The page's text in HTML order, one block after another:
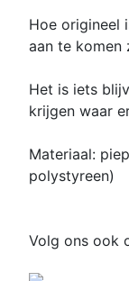
Hoe origineel
aan te komen
Het is iets
krijgen waar
Materiaal:
polystyreen)
Volg ons ook